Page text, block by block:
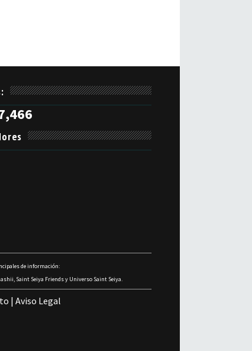
de información:
Saint Seiya Friends y Universo Saint Seiya.
|Aviso Legal